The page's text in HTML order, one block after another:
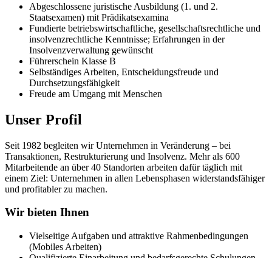
Abgeschlossene juristische Ausbildung (1. und 2.
Staatsexamen) mit Prädikatsexamina
Fundierte betriebswirtschaftliche, gesellschaftsrechtliche und
insolvenzrechtliche Kenntnisse; Erfahrungen in der
Insolvenzverwaltung gewünscht
Führerschein Klasse B
Selbständiges Arbeiten, Entscheidungsfreude und
Durchsetzungsfähigkeit
Freude am Umgang mit Menschen
Unser Profil
Seit 1982 begleiten wir Unternehmen in Veränderung – bei
Transaktionen, Restrukturierung und Insolvenz. Mehr als 600
Mitarbeitende an über 40 Standorten arbeiten dafür täglich mit
einem Ziel: Unternehmen in allen Lebensphasen widerstandsfähiger
und profitabler zu machen.
Wir bieten Ihnen
Vielseitige Aufgaben und attraktive Rahmenbedingungen
(Mobiles Arbeiten)